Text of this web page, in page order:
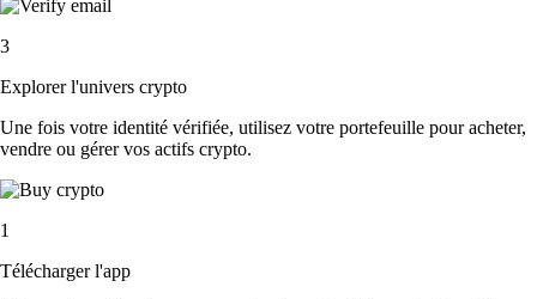
3
Explorer l'univers crypto
Une fois votre identité vérifiée, utilisez votre portefeuille pour acheter,
vendre ou gérer vos actifs crypto.
1
Télécharger l'app